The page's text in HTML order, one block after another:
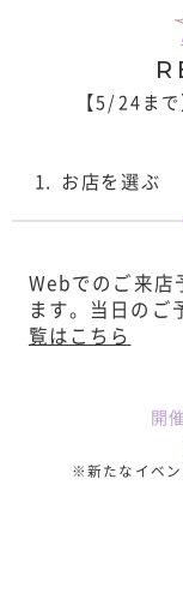
【5/24ま
1. お店を選ぶ
Webでのご来店
ます。 当日のご
覧はこちら
開
※新たなイベン